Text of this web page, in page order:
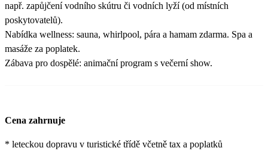
např. zapůjčení vodního skútru či vodních lyží (od místních
poskytovatelů).
Nabídka wellness: sauna, whirlpool, pára a hamam zdarma. Spa a
masáže za poplatek.
Zábava pro dospělé: animační program s večerní show.
Cena zahrnuje
* leteckou dopravu v turistické třídě včetně tax a poplatků